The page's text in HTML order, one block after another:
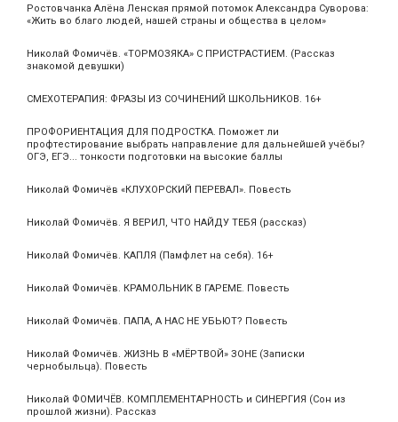
Ростовчанка Алёна Ленская прямой потомок Александра Суворова:
«Жить во благо людей, нашей страны и общества в целом»
Николай Фомичёв. «ТОРМОЗЯКА» С ПРИСТРАСТИЕМ. (Рассказ
знакомой девушки)
СМЕХОТЕРАПИЯ: ФРАЗЫ ИЗ СОЧИНЕНИЙ ШКОЛЬНИКОВ. 16+
ПРОФОРИЕНТАЦИЯ ДЛЯ ПОДРОСТКА. Поможет ли
профтестирование выбрать направление для дальнейшей учёбы?
ОГЭ, ЕГЭ... тонкости подготовки на высокие баллы
Николай Фомичёв «КЛУХОРСКИЙ ПЕРЕВАЛ». Повесть
Николай Фомичёв. Я ВЕРИЛ, ЧТО НАЙДУ ТЕБЯ (рассказ)
Николай Фомичёв. КАПЛЯ (Памфлет на себя). 16+
Николай Фомичёв. КРАМОЛЬНИК В ГАРЕМЕ. Повесть
Николай Фомичёв. ПАПА, А НАС НЕ УБЬЮТ? Повесть
Николай Фомичёв. ЖИЗНЬ В «МЁРТВОЙ» ЗОНЕ (Записки
чернобыльца). Повесть
Николай ФОМИЧЁВ. КОМПЛЕМЕНТАРНОСТЬ и СИНЕРГИЯ (Сон из
прошлой жизни). Рассказ